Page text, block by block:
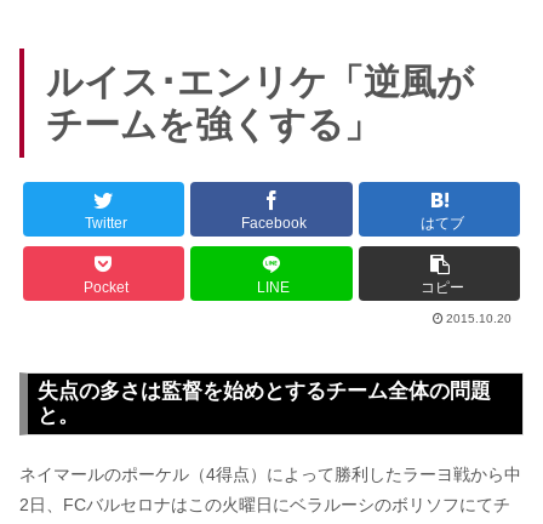
ルイス･エンリケ「逆風が
チームを強くする」
Twitter Facebook はてブ
Pocket LINE コピー
2015.10.20
失点の多さは監督を始めとするチーム全体の問題
と。
ネイマールのポーケル（4得点）によって勝利したラーヨ戦から中
2日、FCバルセロナはこの火曜日にベラルーシのボリソフにてチ